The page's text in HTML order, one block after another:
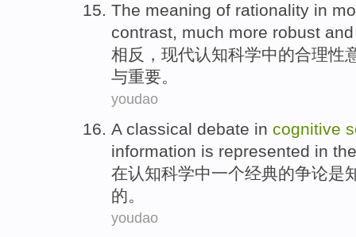
The meaning of rationality in
contrast, much more robust and
相反 ， 现代认知科学中的合理性
与重要。
youdao
A classical debate in cognitive
information is represented in
在认知科学中一个经典的争论是
的。
youdao